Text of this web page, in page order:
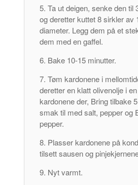
Ta ut deigen, senke den til
og deretter kuttet 8 sirkler av
diameter. Legg dem på et
dem med en gaffel.
Bake 10-15 minutter.
Tøm kardonene i
deretter en klatt olivenolje i
kardonene der, Bring tilbake
smak til med salt, pepper og
pepper.
Plasser kardonene på
tilsett sausen og
Nyt varmt.